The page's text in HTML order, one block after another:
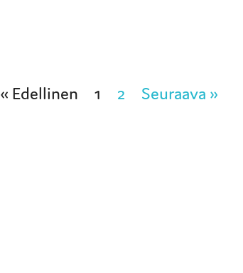
« Edellinen 1 2 Seuraava »